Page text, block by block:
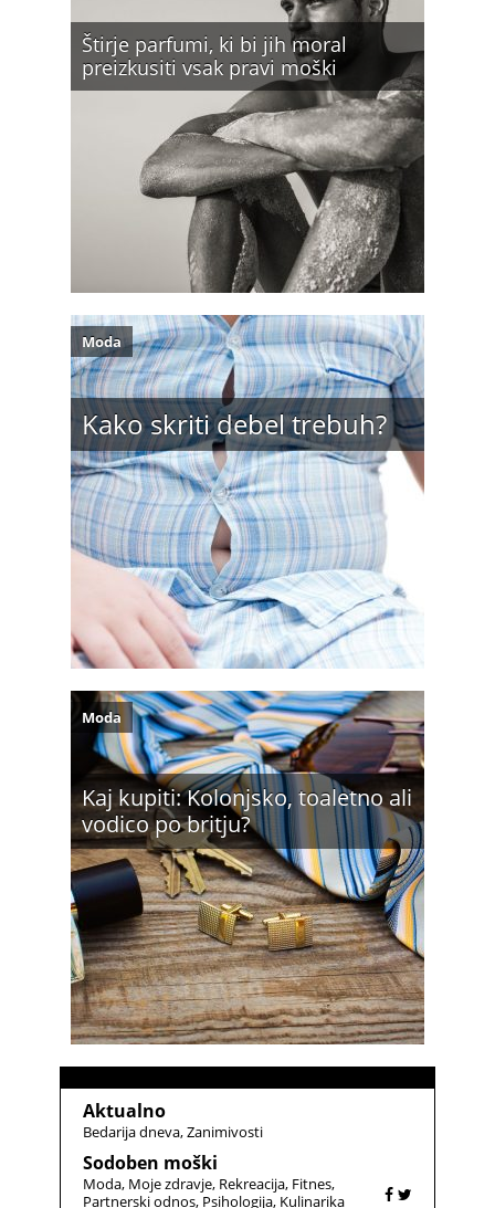
Štirje parfumi, ki bi jih moral
preizkusiti vsak pravi moški
Kako skriti debel trebuh?
Moda
Kaj kupiti: Kolonjsko, toaletno ali
vodico po britju?
Moda
Aktualno
Bedarija dneva Zanimivosti
Sodoben moški
Moda Moje zdravje Rekreacija Fitnes
Partnerski odnos Psihologija Kulinarika